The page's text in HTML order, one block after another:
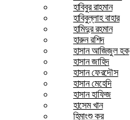
হাবিবুর রাহমান
হাবিবুল্লাহ বাহার
হামিদুর রহমান
হারুন রশিদ
হাসান আজিজুল হক
হাসান জাহিদ
হাসান ফেরদৌস
হাসান মেহেদি
হাসান হাফিজ
হাসেম খান
হিমাংশু কর